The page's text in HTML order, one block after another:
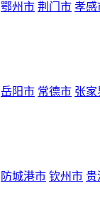
鄂州市 荆门市 孝感
岳阳市 常德市 张家
防城港市 钦州市 贵